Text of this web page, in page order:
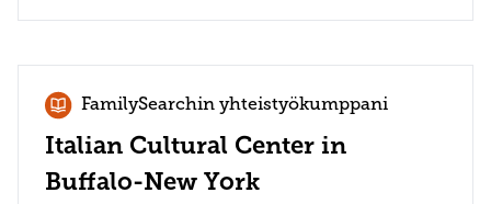
FamilySearchin yhteistyökumppani
Italian Cultural Center in
Buffalo-New York